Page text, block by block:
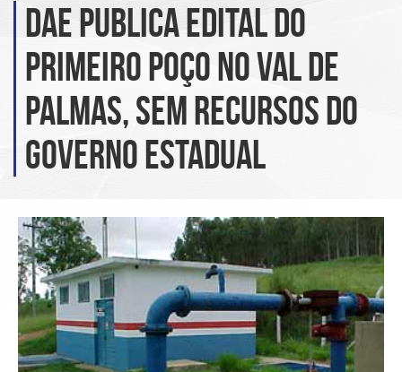
DAE publica edital do
primeiro poço no Val de
Palmas, sem recursos do
Governo Estadual